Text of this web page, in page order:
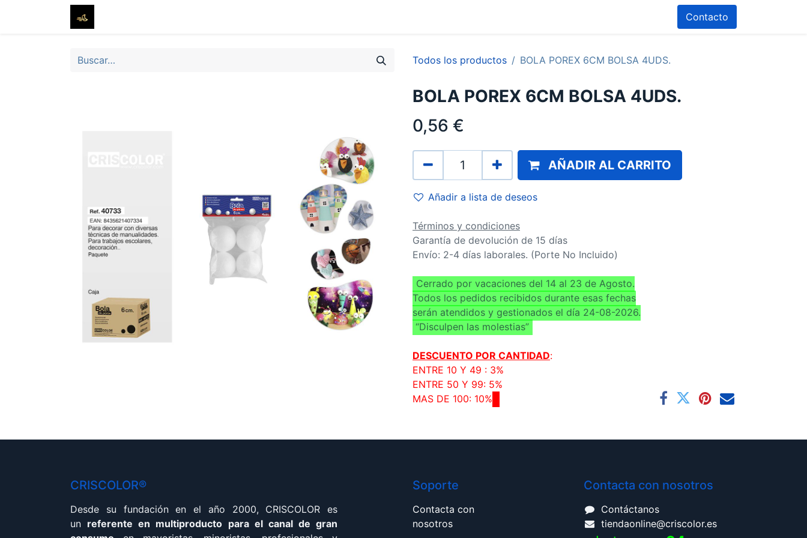
Contacto
Todos los productos BOLA POREX 6CM BOLSA 4UDS.
BOLA POREX 6CM BOLSA 4UDS.
0,56 €
AÑADIR AL CARRITO
Añadir a lista de deseos
Términos y condiciones
Garantía de devolución de 15 días
Envío: 2-4 días laborales. (Porte No Incluido)
Cerrado por vacaciones del 14 al 23 de Agosto.
Todos los pedidos recibidos durante esas fechas
serán atendidos y gestionados el día 24-08-2026.
“Disculpen las molestias”
DESCUENTO POR CANTIDAD:
ENTRE 10 Y 49 : 3%
ENTRE 50 Y 99: 5%
MAS DE 100: 10%
CRISCOLOR®
Desde su fundación en el año 2000, CRISCOLOR es
un referente en multiproducto para el canal de gran
Soporte
Contacta con
nosotros
Contacta con nosotros
Contáctanos
tiendaonline@criscolor.es